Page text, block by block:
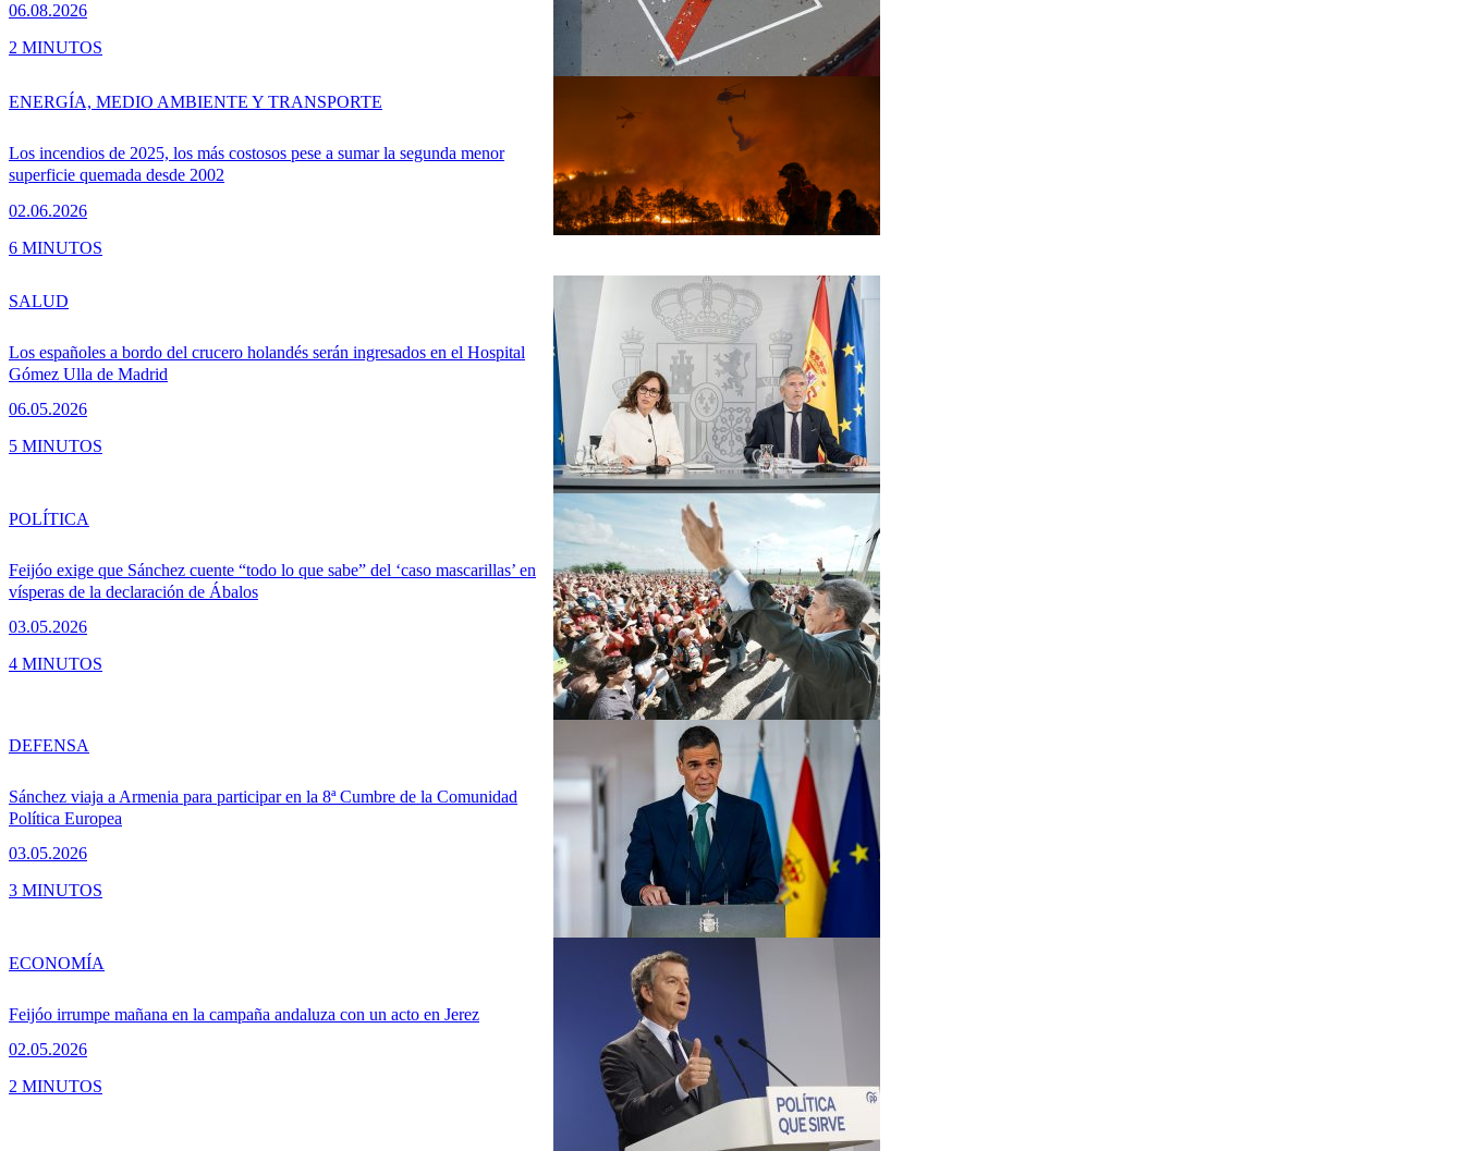
06.08.2026
2 MINUTOS
Los incendios de 2025, los más costosos pese a sumar la segunda menor
superficie quemada desde 2002
02.06.2026
ENERGÍA, MEDIO AMBIENTE Y TRANSPORTE
6 MINUTOS
Los españoles a bordo del crucero holandés serán ingresados en el Hospital
Gómez Ulla de Madrid
06.05.2026
SALUD
5 MINUTOS
Feijóo exige que Sánchez cuente “todo lo que sabe” del ‘caso mascarillas’ en
vísperas de la declaración de Ábalos
03.05.2026
POLÍTICA
4 MINUTOS
Sánchez viaja a Armenia para participar en la 8ª Cumbre de la Comunidad
Política Europea
03.05.2026
DEFENSA
3 MINUTOS
Feijóo irrumpe mañana en la campaña andaluza con un acto en Jerez
02.05.2026
ECONOMÍA
2 MINUTOS